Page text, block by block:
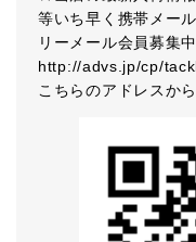
等いち早く携帯メー
リーメール会員募集中
http://advs.jp/cp/
こちらのアドレスか